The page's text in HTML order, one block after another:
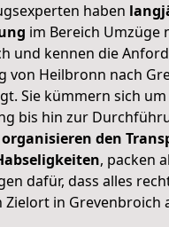
haben
im Bereich Umzüge
und kennen die
von Heilbronn nach
Sie kümmern sich um
bis hin zur
organisieren den
, packen
dafür, dass alles
Zielort in Grevenbroich